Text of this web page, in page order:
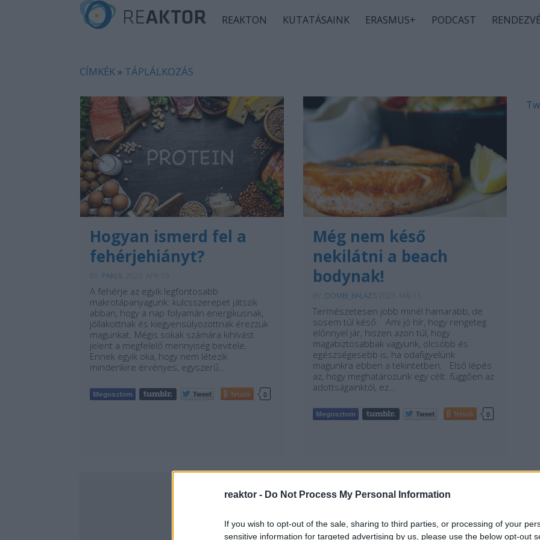
reaktor - Do Not Process My Personal Information
If you wish to opt-out of the sale, sharing to third parties, or processing of your
sensitive information for targeted advertising by us, please use the below opt-out
REAKTON KUTATÁSAINK ERASMUS+ PODCAST
CÍMKÉK » TÁPLÁLKOZÁS
Hogyan ismerd fel a
fehérjehiányt?
PAKLIL
A fehérje az egyik legfontosabb
makrotápanyagunk: kulcsszerepet játszik
abban, hogy a nap folyamán energikusnak,
jóllakottnak és kiegyensúlyozottnak érezzük
magunkat. Mégis sokak számára kihívást
jelent a megfelelő mennyiség bevitele.
Ennek egyik oka, hogy nem létezik
mindenkire érvényes, egyszerű…
Tetszik 0
Még nem késő
nekilátni a beach
bodynak!
DOMBI_BALAZS
Természetesen jobb minél hamarabb, de
sosem túl késő. Ami jó hír, hogy rengeteg
előnnyel jár, hiszen azon túl, hogy
magabiztosabbak vagyunk, olcsóbb és
egészségesebb is, ha odafigyelünk
magunkra ebben a tekintetben. Első lépés
az, hogy meghatározunk egy célt: függően az
adottságainktól, ez…
Tetszik 0
REAKTOR